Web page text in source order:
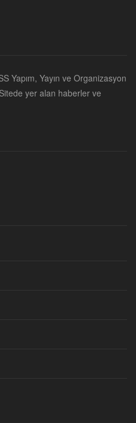
Yapım, Yayın ve Organizasyon
yer alan haberler ve